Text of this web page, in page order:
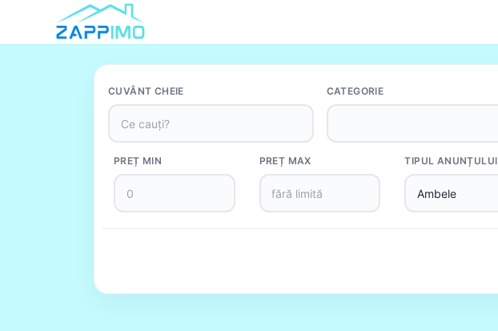
CUVÂNT CHEIE CATEGORIE
PREȚ MIN PREȚ MAX TIPUL ANUNȚULUI